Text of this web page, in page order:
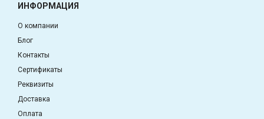
ИНФОРМАЦИЯ
О компании
Блог
Контакты
Сертификаты
Реквизиты
Доставка
Оплата